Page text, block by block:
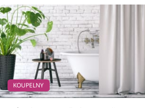
KOUPELNY